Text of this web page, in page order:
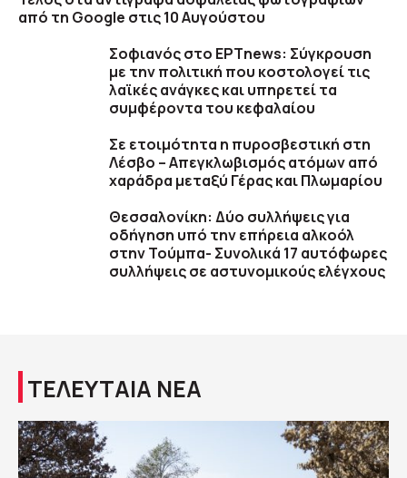
από τη Google στις 10 Αυγούστου
Σοφιανός στο ΕΡΤnews: Σύγκρουση
με την πολιτική που κοστολογεί τις
λαϊκές ανάγκες και υπηρετεί τα
συμφέροντα του κεφαλαίου
Σε ετοιμότητα η πυροσβεστική στη
Λέσβο – Απεγκλωβισμός ατόμων από
χαράδρα μεταξύ Γέρας και Πλωμαρίου
Θεσσαλονίκη: Δύο συλλήψεις για
οδήγηση υπό την επήρεια αλκοόλ
στην Τούμπα- Συνολικά 17 αυτόφωρες
συλλήψεις σε αστυνομικούς ελέγχους
ΤΕΛΕΥΤΑΙΑ ΝΕΑ